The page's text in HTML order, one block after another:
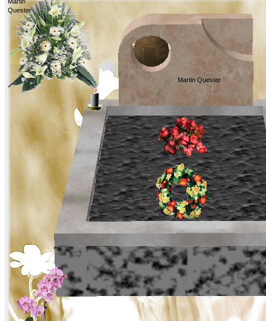
Quester
Martin Quester